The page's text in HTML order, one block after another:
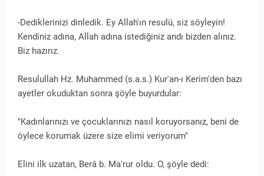
-Dediklerinizi dinledik. Ey Allah'ın resulü, siz söyleyin!
Kendiniz adına, Allah adına istediğiniz andı bizden alınız.
Biz hazırız.
Resulullah Hz. Muhammed (s.a.s.) Kur'an-ı Kerim'den bazı
ayetler okuduktan sonra şöyle buyurdular:
"Kadınlarınızı ve çocuklarınızı nasıl koruyorsanız, beni de
öylece korumak üzere size elimi veriyorum"
Elini ilk uzatan, Berâ b. Ma'rur oldu. O, şöyle dedi: